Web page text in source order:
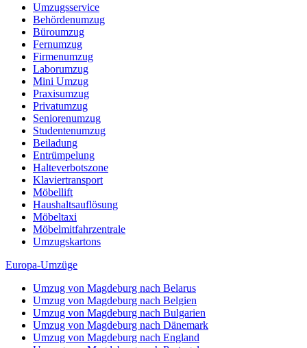
Umzugsservice
Behördenumzug
Büroumzug
Fernumzug
Firmenumzug
Laborumzug
Mini Umzug
Praxisumzug
Privatumzug
Seniorenumzug
Studentenumzug
Beiladung
Entrümpelung
Halteverbotszone
Klaviertransport
Möbellift
Haushaltsauflösung
Möbeltaxi
Möbelmitfahrzentrale
Umzugskartons
Europa-Umzüge
Umzug von Magdeburg nach Belarus
Umzug von Magdeburg nach Belgien
Umzug von Magdeburg nach Bulgarien
Umzug von Magdeburg nach Dänemark
Umzug von Magdeburg nach England